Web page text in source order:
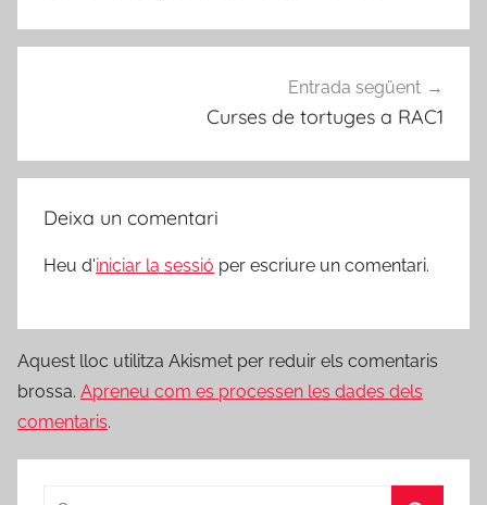
Entrada següent
Curses de tortuges a RAC1
Deixa un comentari
Heu d'iniciar la sessió per escriure un comentari.
Aquest lloc utilitza Akismet per reduir els comentaris
brossa. Apreneu com es processen les dades dels
comentaris.
Cerca: